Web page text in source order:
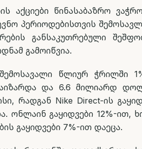
აქციები წინასაბაზრო
პერიოდებისთვის
განსაკუთრებული
გამოიწვია.
წლიურ ჭრილში
და 6.6 მილიარდ
რადგან Nike Direct-ის
ონლაინ გაყიდვები 12%-ით,
გაყიდვები 7%-ით დაეცა.